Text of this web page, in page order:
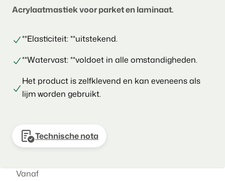
Acrylaatmastiek voor parket en laminaat.
**Elasticiteit: **uitstekend.
**Watervast: **voldoet in alle omstandigheden.
Het product is zelfklevend en kan eveneens als
lijm worden gebruikt.
Technische nota
Vanaf